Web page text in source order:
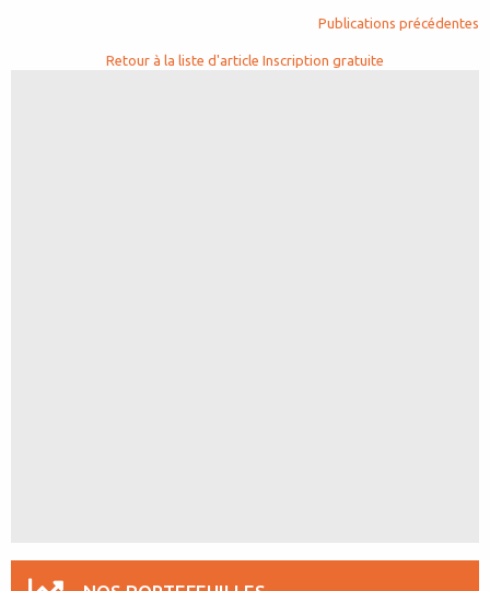
Publications précédentes
Retour à la liste d'article Inscription gratuite